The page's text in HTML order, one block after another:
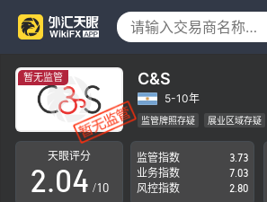
暂无监管 C&S
5-10年
监管牌照存疑 展业区域存疑
天眼评分
0
1
2.0
0
1
2
3
4 /10
监管指数
3.73
业务指数
7.03
风控指数
2.80